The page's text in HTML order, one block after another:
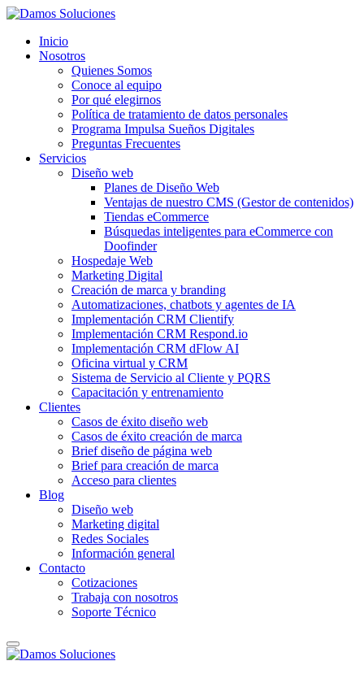
Inicio
Nosotros
Quienes Somos
Conoce al equipo
Por qué elegirnos
Política de tratamiento de datos personales
Programa Impulsa Sueños Digitales
Preguntas Frecuentes
Servicios
Diseño web
Planes de Diseño Web
Ventajas de nuestro CMS (Gestor de contenidos)
Tiendas eCommerce
Búsquedas inteligentes para eCommerce con
Doofinder
Hospedaje Web
Marketing Digital
Creación de marca y branding
Automatizaciones, chatbots y agentes de IA
Implementación CRM Clientify
Implementación CRM Respond.io
Implementación CRM dFlow AI
Oficina virtual y CRM
Sistema de Servicio al Cliente y PQRS
Capacitación y entrenamiento
Clientes
Casos de éxito diseño web
Casos de éxito creación de marca
Brief diseño de página web
Brief para creación de marca
Acceso para clientes
Blog
Diseño web
Marketing digital
Redes Sociales
Información general
Contacto
Cotizaciones
Trabaja con nosotros
Soporte Técnico